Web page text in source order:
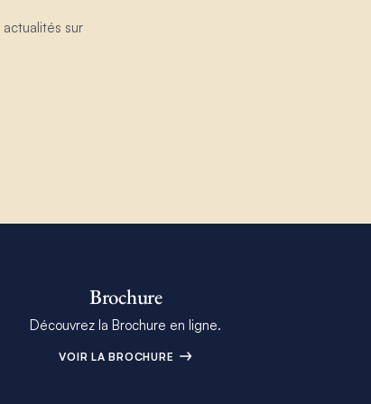
sur
Brochure
Découvrez la Brochure en ligne.
VOIR LA BROCHURE